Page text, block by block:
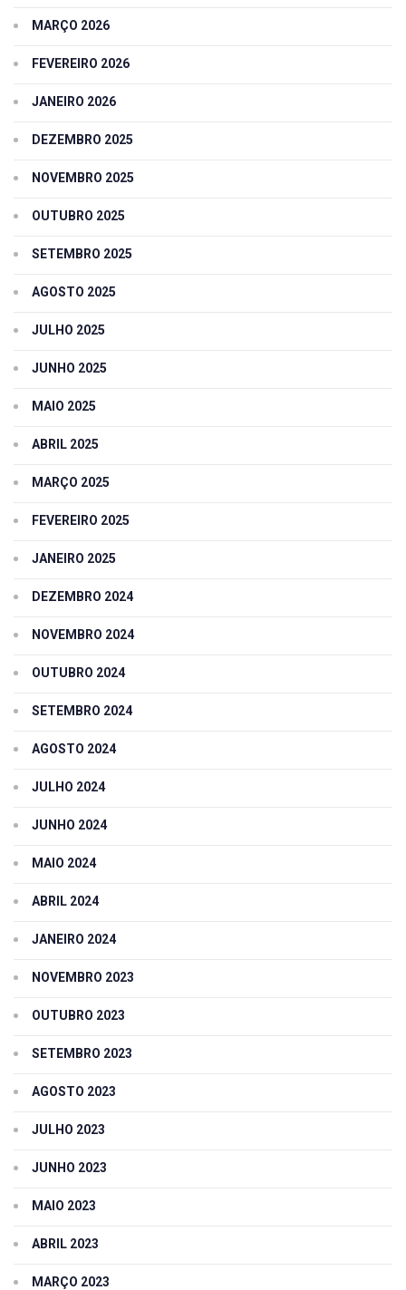
MARÇO 2026
FEVEREIRO 2026
JANEIRO 2026
DEZEMBRO 2025
NOVEMBRO 2025
OUTUBRO 2025
SETEMBRO 2025
AGOSTO 2025
JULHO 2025
JUNHO 2025
MAIO 2025
ABRIL 2025
MARÇO 2025
FEVEREIRO 2025
JANEIRO 2025
DEZEMBRO 2024
NOVEMBRO 2024
OUTUBRO 2024
SETEMBRO 2024
AGOSTO 2024
JULHO 2024
JUNHO 2024
MAIO 2024
ABRIL 2024
JANEIRO 2024
NOVEMBRO 2023
OUTUBRO 2023
SETEMBRO 2023
AGOSTO 2023
JULHO 2023
JUNHO 2023
MAIO 2023
ABRIL 2023
MARÇO 2023